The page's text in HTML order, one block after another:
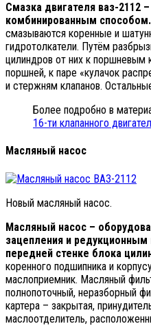
Смазка двигателя ваз-2112
комбинированным способом.
смазываются коренные и
гидротолкатели. Путём
цилиндров от них к поршневым
поршней, к паре «кулачок
и стержням клапанов.
Более подробно в
16-ти клапанного
Масляный насос
Новый масляный насос.
Масляный насос –
зацепления и
передней стенке блока
коренного подшипника и
маслоприемник. Масляный
полнопоточный, неразборный
картера – закрытая,
маслоотделитель,